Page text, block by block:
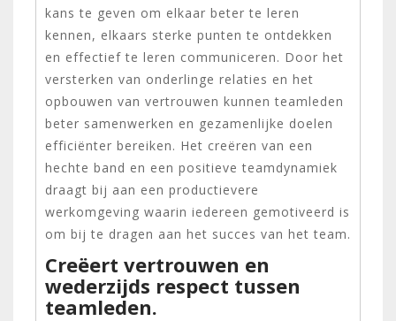
kans te geven om elkaar beter te leren
kennen, elkaars sterke punten te ontdekken
en effectief te leren communiceren. Door het
versterken van onderlinge relaties en het
opbouwen van vertrouwen kunnen teamleden
beter samenwerken en gezamenlijke doelen
efficiënter bereiken. Het creëren van een
hechte band en een positieve teamdynamiek
draagt bij aan een productievere
werkomgeving waarin iedereen gemotiveerd is
om bij te dragen aan het succes van het team.
Creëert vertrouwen en
wederzijds respect tussen
teamleden.